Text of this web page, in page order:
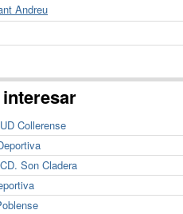
Andreu
Collerense
Son Cladera